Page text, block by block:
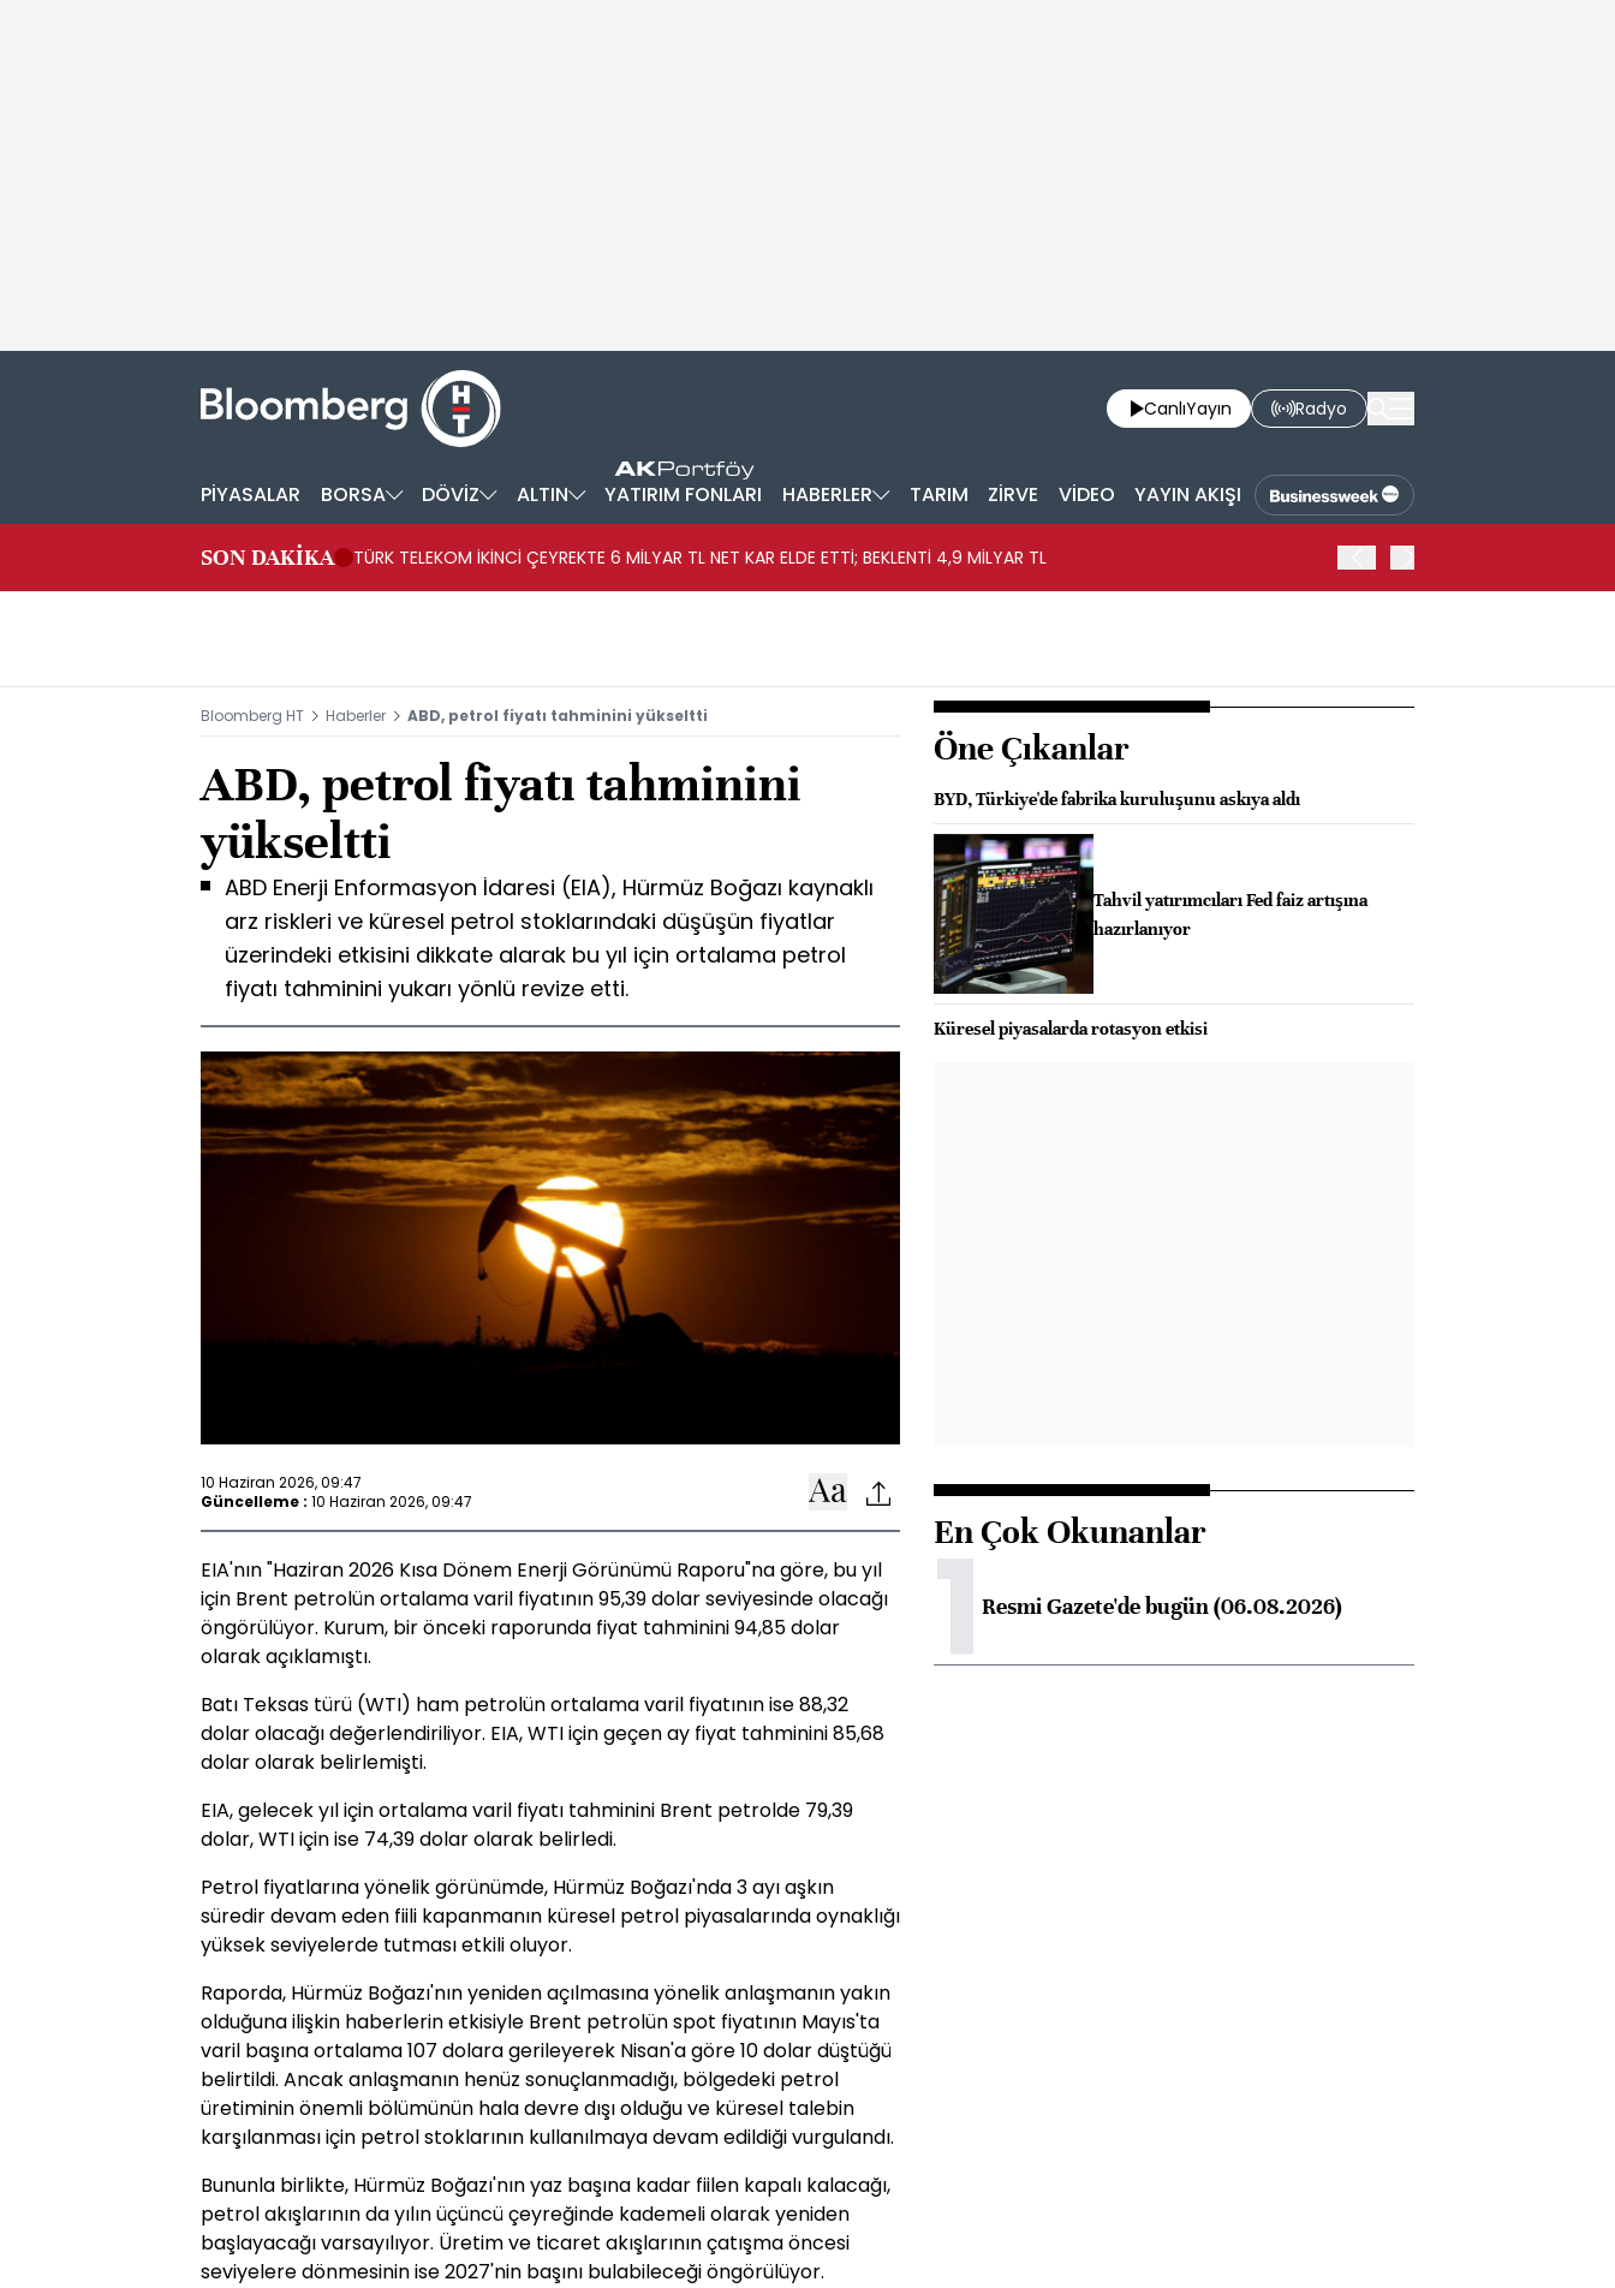
CanlıYayın Radyo
PİYASALAR BORSA DÖVİZ ALTIN YATIRIM FONLARI HABERLER TARIM ZİRVE VİDEO YAYIN AKIŞI
SON DAKİKA TÜRK TELEKOM İKİNCİ ÇEYREKTE 6 MİLYAR TL NET KAR ELDE ETTİ; BEKLENTİ 4,9 MİLYAR TL
Bloomberg HT Haberler ABD, petrol fiyatı tahminini yükseltti
ABD, petrol fiyatı tahminini
yükseltti
ABD Enerji Enformasyon İdaresi (EIA), Hürmüz Boğazı kaynaklı
arz riskleri ve küresel petrol stoklarındaki düşüşün fiyatlar
üzerindeki etkisini dikkate alarak bu yıl için ortalama petrol
fiyatı tahminini yukarı yönlü revize etti.
10 Haziran 2026, 09:47
Güncelleme : 10 Haziran 2026, 09:47
EIA'nın "Haziran 2026 Kısa Dönem Enerji Görünümü Raporu"na göre, bu yıl
için Brent petrolün ortalama varil fiyatının 95,39 dolar seviyesinde olacağı
öngörülüyor. Kurum, bir önceki raporunda fiyat tahminini 94,85 dolar
olarak açıklamıştı.
Batı Teksas türü (WTI) ham petrolün ortalama varil fiyatının ise 88,32
dolar olacağı değerlendiriliyor. EIA, WTI için geçen ay fiyat tahminini 85,68
dolar olarak belirlemişti.
EIA, gelecek yıl için ortalama varil fiyatı tahminini Brent petrolde 79,39
dolar, WTI için ise 74,39 dolar olarak belirledi.
Petrol fiyatlarına yönelik görünümde, Hürmüz Boğazı'nda 3 ayı aşkın
süredir devam eden fiili kapanmanın küresel petrol piyasalarında oynaklığı
yüksek seviyelerde tutması etkili oluyor.
Raporda, Hürmüz Boğazı'nın yeniden açılmasına yönelik anlaşmanın yakın
olduğuna ilişkin haberlerin etkisiyle Brent petrolün spot fiyatının Mayıs'ta
varil başına ortalama 107 dolara gerileyerek Nisan'a göre 10 dolar düştüğü
belirtildi. Ancak anlaşmanın henüz sonuçlanmadığı, bölgedeki petrol
üretiminin önemli bölümünün hala devre dışı olduğu ve küresel talebin
karşılanması için petrol stoklarının kullanılmaya devam edildiği vurgulandı.
Bununla birlikte, Hürmüz Boğazı'nın yaz başına kadar fiilen kapalı kalacağı,
petrol akışlarının da yılın üçüncü çeyreğinde kademeli olarak yeniden
başlayacağı varsayılıyor. Üretim ve ticaret akışlarının çatışma öncesi
seviyelere dönmesinin ise 2027'nin başını bulabileceği öngörülüyor.
Öne Çıkanlar
BYD, Türkiye'de fabrika kuruluşunu askıya aldı
Tahvil yatırımcıları Fed faiz artışına
hazırlanıyor
Küresel piyasalarda rotasyon etkisi
En Çok Okunanlar
1Resmi Gazete'de bugün (06.08.2026)